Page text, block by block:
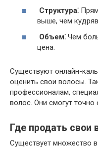
Структура⁚
выше, чем
Объем⁚ Чем
цена.
Существуют онлайн-
оценить свои волосы.
профессионалам,
волос. Они смогут точно
Где продать свои
Существует множество